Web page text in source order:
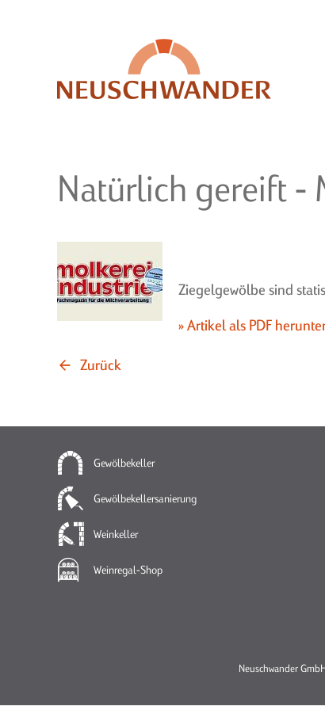
Natürlich gereift -
Ziegelgewölbe sind
» Artikel als PDF
Zurück
Gewölbekeller
Gewölbekellersanierung
Weinkeller
Weinregal-Shop
Neuschwander